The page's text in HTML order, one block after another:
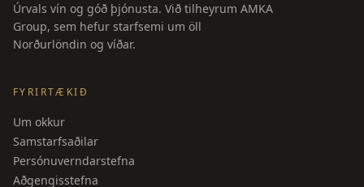
Úrvals vín og góð þjónusta. Við tilheyrum AMKA
Group, sem hefur starfsemi um öll
Norðurlöndin og víðar.
FYRIRTÆKIÐ
Um okkur
Samstarfsaðilar
Persónuverndarstefna
Aðgengisstefna